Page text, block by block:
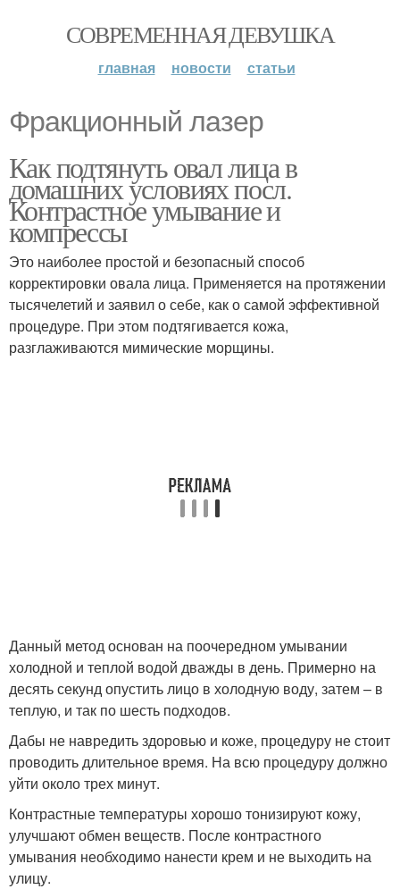
СОВРЕМЕННАЯ ДЕВУШКА
главная новости статьи
Фракционный лазер
Как подтянуть овал лица в
домашних условиях посл.
Контрастное умывание и
компрессы
Это наиболее простой и безопасный способ
корректировки овала лица. Применяется на протяжении
тысячелетий и заявил о себе, как о самой эффективной
процедуре. При этом подтягивается кожа,
разглаживаются мимические морщины.
Данный метод основан на поочередном умывании
холодной и теплой водой дважды в день. Примерно на
десять секунд опустить лицо в холодную воду, затем – в
теплую, и так по шесть подходов.
Дабы не навредить здоровью и коже, процедуру не стоит
проводить длительное время. На всю процедуру должно
уйти около трех минут.
Контрастные температуры хорошо тонизируют кожу,
улучшают обмен веществ. После контрастного
умывания необходимо нанести крем и не выходить на
улицу.